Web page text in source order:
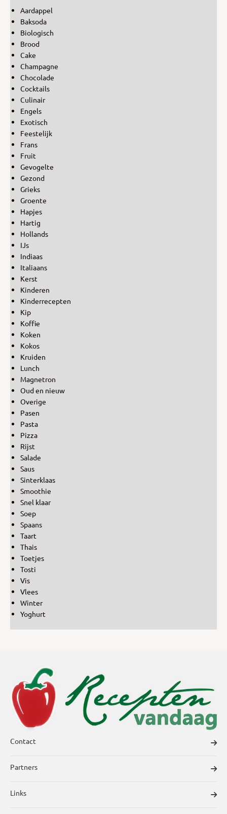
Aardappel
Baksoda
Biologisch
Brood
Cake
Champagne
Chocolade
Cocktails
Culinair
Engels
Exotisch
Feestelijk
Frans
Fruit
Gevogelte
Gezond
Grieks
Groente
Hapjes
Hartig
Hollands
IJs
Indiaas
Italiaans
Kerst
Kinderen
Kinderrecepten
Kip
Koffie
Koken
Kokos
Kruiden
Lunch
Magnetron
Oud en nieuw
Overige
Pasen
Pasta
Pizza
Rijst
Salade
Saus
Sinterklaas
Smoothie
Snel klaar
Soep
Spaans
Taart
Thais
Toetjes
Tosti
Vis
Vlees
Winter
Yoghurt
Contact
Partners
Links